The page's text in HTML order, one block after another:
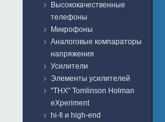
Высококачественные
телефоны
Микрофоны
Аналоговые компараторы
напряжения
Усилители
Элементы усилителей
"THX" Tomlinson Holman
eXperiment
hi-fi и high-end